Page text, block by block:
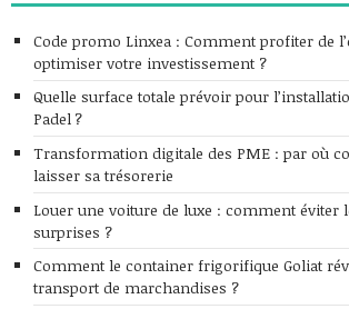
Code promo Linxea : Comment profiter de
optimiser votre investissement ?
Quelle surface totale prévoir pour
Padel ?
Transformation digitale des PME : par où
laisser sa trésorerie
Louer une voiture de luxe : comment éviter
surprises ?
Comment le container frigorifique Goliat
transport de marchandises ?